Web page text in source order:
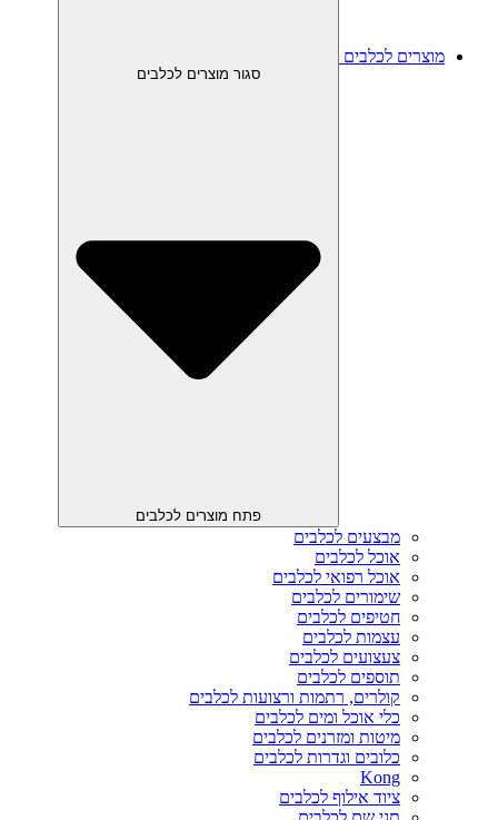
מוצרים לכלבים
סגור מוצרים לכלבים
פתח מוצרים לכלבים
מבצעים לכלבים
אוכל לכלבים
אוכל רפואי לכלבים
שימורים לכלבים
חטיפים לכלבים
עצמות לכלבים
צעצועים לכלבים
תוספים לכלבים
קולרים, רתמות ורצועות לכלבים
כלי אוכל ומים לכלבים
מיטות ומזרנים לכלבים
כלובים וגדרות לכלבים
Kong
ציוד אילוף לכלבים